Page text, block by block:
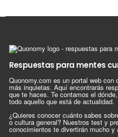
Respuestas para mentes
Quonomy.com es un portal web con
más inquietas. Aquí encontrarás
que te haces. Te contamos el
todo aquello que está de actualidad.
¿Quieres conocer cuánto sabes
o cultura general? Nuestros test y
conocimientos te divertirán mucho